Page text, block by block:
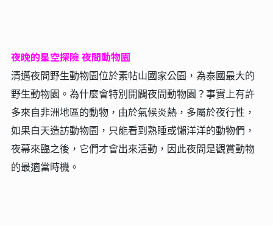
夜晚的星空探險 夜間動物園
清邁夜間野生動物園位於素帖山國家公園，為泰國最大的
野生動物園。為什麼會特別開闢夜間動物園？事實上有許
多來自非洲地區的動物，由於氣候炎熱，多屬於夜行性，
如果白天造訪動物園，只能看到熟睡或懶洋洋的動物們，
夜幕來臨之後，它們才會出來活動，因此夜間是觀賞動物
的最適當時機。